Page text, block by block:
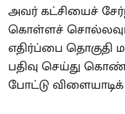
அவர் கட்சியைச்
கொள்ளச் சொல்லவும்
எதிர்ப்பை தொகுதி
பதிவு செய்து
போட்டு